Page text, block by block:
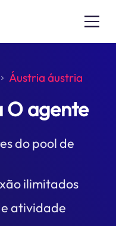
Áustria áustria
O agente
do pool de
ilimitados
atividade